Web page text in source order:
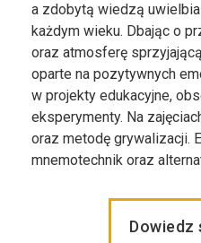
a zdobytą wiedzą
każdym wieku. Dbając o
oraz atmosferę
oparte na pozytywnych
w projekty edukacyjne,
eksperymenty. Na
oraz metodę grywalizacji.
mnemotechnik oraz
Dowiedz